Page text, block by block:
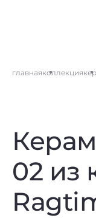
главнаяколлекция
02 из